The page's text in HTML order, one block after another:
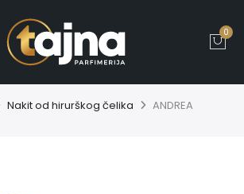
0
Nakit od hirurškog čelika ANDREA